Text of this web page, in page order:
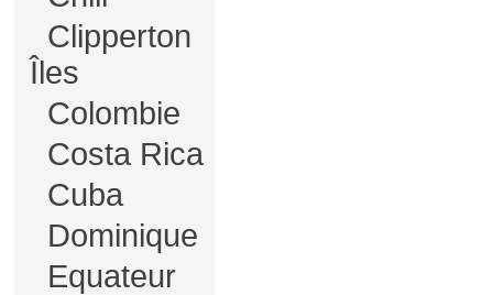
Clipperton
Îles
Colombie
Costa Rica
Cuba
Dominique
Equateur